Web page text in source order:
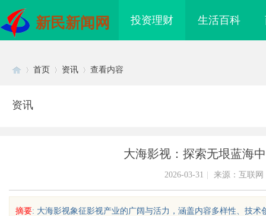
新民新闻网 投资理财 生活百科
首页 资讯 查看内容
资讯
大海影视：探索无垠蓝海
2026-03-31 来源：互联网
摘要: 大海影视象征影视产业的广阔与活力，涵盖内容多样性、技